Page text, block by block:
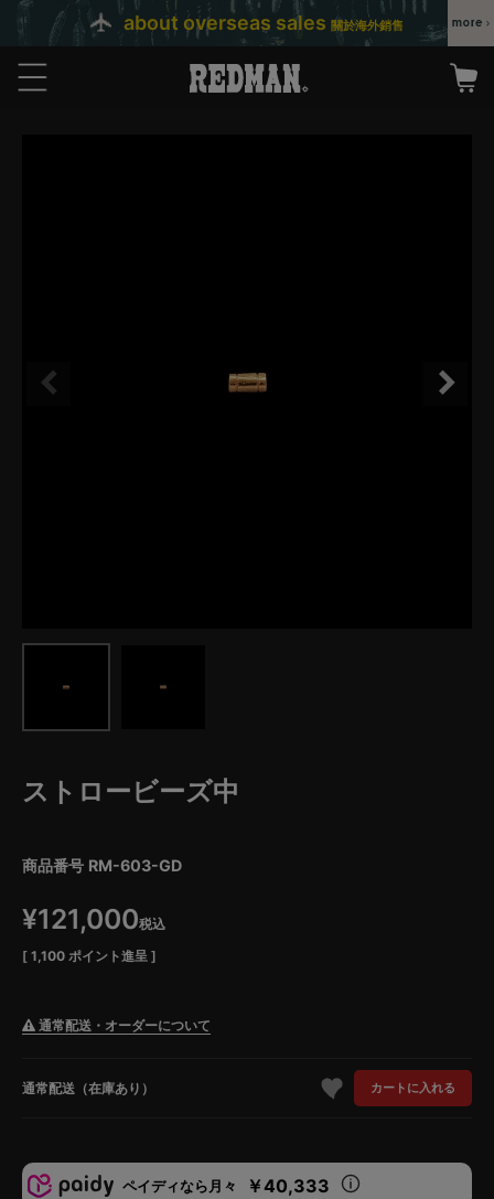
about overseas sales 關於海外銷售
ストロービーズ中
商品番号 RM-603-GD
¥121,000税込
[ 1,100 ポイント進呈 ]
通常配送・オーダーについて
通常配送（在庫あり） カートに入れる
ペイディなら月々 ￥40,333